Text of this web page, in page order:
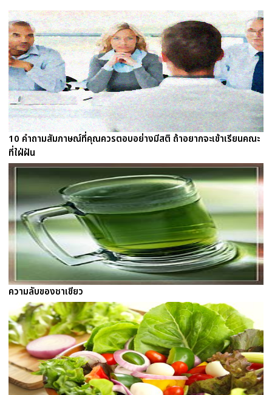
10 คำถามสัมภาษณ์ที่คุณควรตอบอย่างมีสติ ถ้าอยากจะเข้าเรียนคณะ
ที่ใฝ่ฝัน
ความลับของชาเขียว